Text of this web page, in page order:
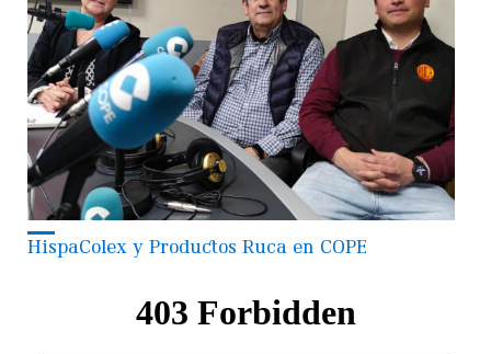
HispaColex y Productos Ruca en COPE